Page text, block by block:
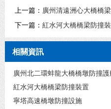
上一篇： 廣州清遠洲心大橋橋
下一篇： 紅水河大橋橋梁防撞
相關資訊
廣州北二環蚌龍大橋橋墩防撞護
紅水河大橋橋梁防撞裝置
寧塔高速橋墩防撞設施